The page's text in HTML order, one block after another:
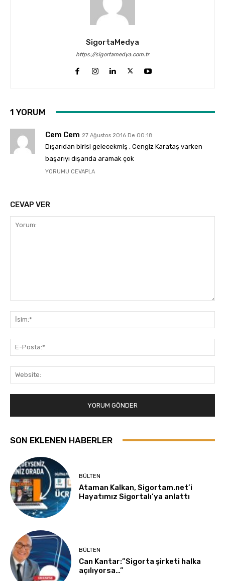
SigortaMedya
https://sigortamedya.com.tr
1 YORUM
Cem Cem 27 Ağustos 2016 De 00:18
Dışarıdan birisi gelecekmiş , Cengiz Karataş varken
başarıyı dışarıda aramak çok
YORUMU CEVAPLA
CEVAP VER
SON EKLENEN HABERLER
BÜLTEN
Ataman Kalkan, Sigortam.net’i
Hayatımız Sigortalı’ya anlattı
BÜLTEN
Can Kantar:”Sigorta şirketi halka
açılıyorsa…”